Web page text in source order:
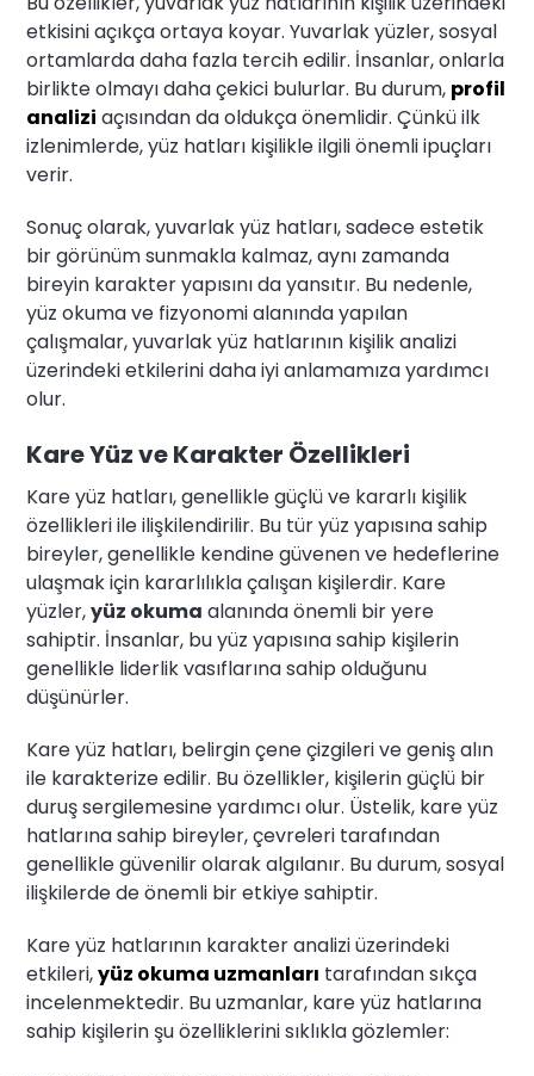
etkisini açıkça ortaya koyar. Yuvarlak yüzler, sosyal
ortamlarda daha fazla tercih edilir. İnsanlar, onlarla
birlikte olmayı daha çekici bulurlar. Bu durum, profil
analizi açısından da oldukça önemlidir. Çünkü ilk
izlenimlerde, yüz hatları kişilikle ilgili önemli ipuçları
verir.
Sonuç olarak, yuvarlak yüz hatları, sadece estetik
bir görünüm sunmakla kalmaz, aynı zamanda
bireyin karakter yapısını da yansıtır. Bu nedenle,
yüz okuma ve fizyonomi alanında yapılan
çalışmalar, yuvarlak yüz hatlarının kişilik analizi
üzerindeki etkilerini daha iyi anlamamıza yardımcı
olur.
Kare Yüz ve Karakter Özellikleri
Kare yüz hatları, genellikle güçlü ve kararlı kişilik
özellikleri ile ilişkilendirilir. Bu tür yüz yapısına sahip
bireyler, genellikle kendine güvenen ve hedeflerine
ulaşmak için kararlılıkla çalışan kişilerdir. Kare
yüzler,yüz okuma alanında önemli bir yere
sahiptir. İnsanlar, bu yüz yapısına sahip kişilerin
genellikle liderlik vasıflarına sahip olduğunu
düşünürler.
Kare yüz hatları, belirgin çene çizgileri ve geniş alın
ile karakterize edilir. Bu özellikler, kişilerin güçlü bir
duruş sergilemesine yardımcı olur. Üstelik, kare yüz
hatlarına sahip bireyler, çevreleri tarafından
genellikle güvenilir olarak algılanır. Bu durum, sosyal
ilişkilerde de önemli bir etkiye sahiptir.
Kare yüz hatlarının karakter analizi üzerindeki
etkileri,yüz okuma uzmanları tarafından sıkça
incelenmektedir. Bu uzmanlar, kare yüz hatlarına
sahip kişilerin şu özelliklerini sıklıkla gözlemler: